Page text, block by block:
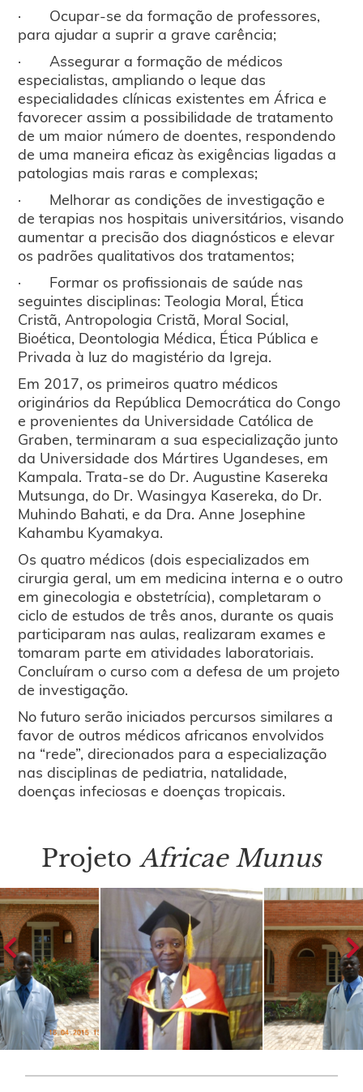
· Ocupar-se da formação de professores,
para ajudar a suprir a grave carência;
· Assegurar a formação de médicos
especialistas, ampliando o leque das
especialidades clínicas existentes em África e
favorecer assim a possibilidade de tratamento
de um maior número de doentes, respondendo
de uma maneira eficaz às exigências ligadas a
patologias mais raras e complexas;
· Melhorar as condições de investigação e
de terapias nos hospitais universitários, visando
aumentar a precisão dos diagnósticos e elevar
os padrões qualitativos dos tratamentos;
· Formar os profissionais de saúde nas
seguintes disciplinas: Teologia Moral, Ética
Cristã, Antropologia Cristã, Moral Social,
Bioética, Deontologia Médica, Ética Pública e
Privada à luz do magistério da Igreja.
Em 2017, os primeiros quatro médicos
originários da República Democrática do Congo
e provenientes da Universidade Católica de
Graben, terminaram a sua especialização junto
da Universidade dos Mártires Ugandeses, em
Kampala. Trata-se do Dr. Augustine Kasereka
Mutsunga, do Dr. Wasingya Kasereka, do Dr.
Muhindo Bahati, e da Dra. Anne Josephine
Kahambu Kyamakya.
Os quatro médicos (dois especializados em
cirurgia geral, um em medicina interna e o outro
em ginecologia e obstetrícia), completaram o
ciclo de estudos de três anos, durante os quais
participaram nas aulas, realizaram exames e
tomaram parte em atividades laboratoriais.
Concluíram o curso com a defesa de um projeto
de investigação.
No futuro serão iniciados percursos similares a
favor de outros médicos africanos envolvidos
na “rede”, direcionados para a especialização
nas disciplinas de pediatria, natalidade,
doenças infeciosas e doenças tropicais.
Projeto Africae Munus